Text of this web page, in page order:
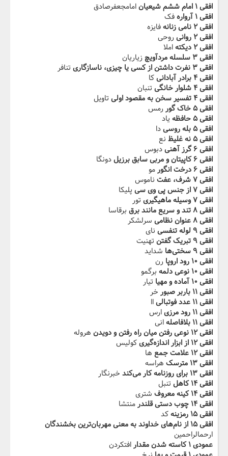
افقی ۱ امام ششم شیعیان
امامجعفرصادق
افقی ۱ آرواره
فک
افقی ۲ نامی زنانه
فایزه
افقی ۲ روانی
روحی
افقی ۲ دیکته
املا
افقی ۳ سلسله مردآویچ
زیاریان
افقی ۳ نفرت داشتن از کسی یا چیزی، ناسازگاری
تنافر
افقی ۴ برادر آبادانی
کا
افقی ۴ شلوار خانگی
تنبان
افقی ۴ تفسیر سخن به مقصود اولی
تاویل
افقی ۵ خاک گور
رمس
افقی ۵ حافظه
یاد
افقی ۵ بله روسی
دا
افقی ۵ نه غلیظ
نع
افقی ۶ گرز آهنی
دبوس
افقی ۶ کاپیتان و مربی سابق برزیل
دونگا
افقی ۶ درخت انگور
مو
افقی ۷ شرف، عفت
ناموس
افقی ۷ از جنس پی وی سی
پلیکا
افقی ۷ وسیله ماهیگیری
تور
افقی ۸ تند و سریع مانند برق
برقاسا
افقی ۸ عنوان نظامی
سرلشکر
افقی ۹ لوله تنفسی
نای
افقی ۹ تبریک گفتن
تهنیت
افقی ۹ سختی‌ها
شداید
افقی ۱۰ رود اروپا
رن
افقی ۱۰ نوعی دلمه
برگمو
افقی ۱۰ آماده و مهیا
تیار
افقی ۱۱ باربر صبور
خر
افقی ۱۱ عدد فوتبالی
اا
افقی ۱۱ رود مرزی
ارس
افقی ۱۱ بلافاصله
انی
افقی ۱۲ نوعی رفتن میان راه رفتن و دویدن
هروله
افقی ۱۲ از ابزار اندازه‌گیری
کولیس
افقی ۱۲ علامت جمع
ها
افقی ۱۳ مترسک
هراسه
افقی ۱۳ برای روزنامه کار می‌کند
خبرنگار
افقی ۱۴ کاهل
تنبل
افقی ۱۴ کینه معروف
شتری
افقی ۱۴ چوب دستی قلندر
منتشا
افقی ۱۵ رمزینه
کد
افقی ۱۵ از نام‌های خداوند به معنی مهربان‌ترین بخشندگان
ارحمالراحمین
عمودی ۱ کاسته شدن مقدار
افتکردن